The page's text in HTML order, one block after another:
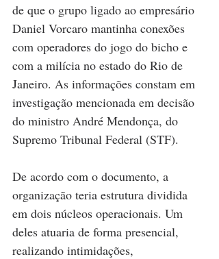
de que o grupo ligado ao empresário
Daniel Vorcaro mantinha conexões
com operadores do jogo do bicho e
com a milícia no estado do Rio de
Janeiro. As informações constam em
investigação mencionada em decisão
do ministro André Mendonça, do
Supremo Tribunal Federal (STF).
De acordo com o documento, a
organização teria estrutura dividida
em dois núcleos operacionais. Um
deles atuaria de forma presencial,
realizando intimidações,